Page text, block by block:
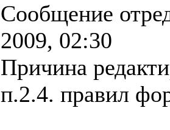
Сообщение
2009, 02:30
Причина
п.2.4. правил